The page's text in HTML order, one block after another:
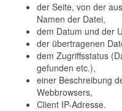
der Seite, von der
Namen der Datei,
dem Datum und der
der übertragenen
dem Zugriffsstatus
gefunden etc.),
einer Beschreibung
Webbrowsers,
Client IP-Adresse.